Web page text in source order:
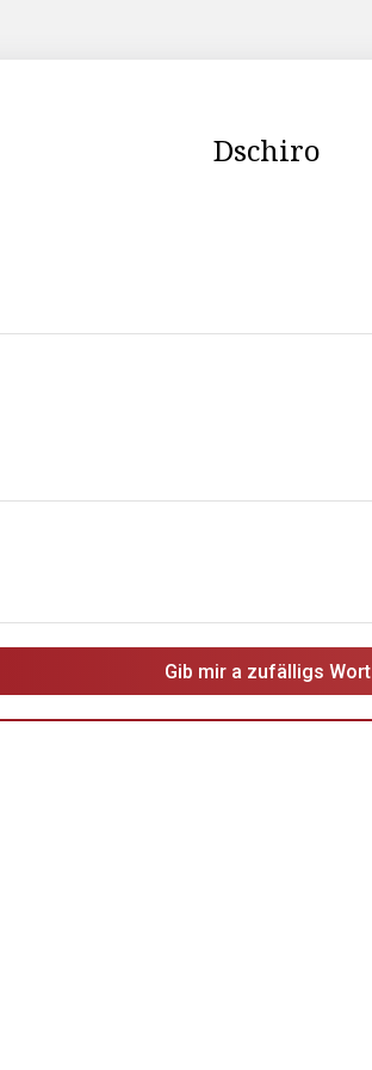
Dschiro
Gib mir a zufälligs Wort